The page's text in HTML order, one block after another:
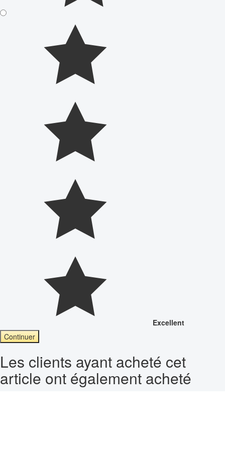
Excellent
Continuer
Les clients ayant acheté cet
article ont également acheté